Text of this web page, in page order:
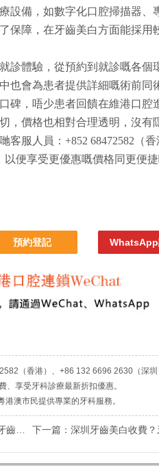
設備，如數字化口腔掃描器、
保障，在牙齒美白方面能採用
診體驗，從預約到就診嘅各個
也會為患者提供詳細嘅術前同
碑，唔少患者回饋在維港口腔
，價格也相對合理透明，沒有
客服人員：+852 68472582（香
便享受更優惠嘅價格同更便捷
預約登記
（香港）、+86 132 6696 2630（深
享受牙科診療最新折扣優惠。
澳市民提供專業的牙科服務。
樣？ 下一篇： 深圳牙齒美白收費？牙齒